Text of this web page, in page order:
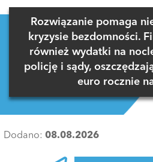
Rozwiązanie pomaga
kryzysie bezdomności.
również wydatki na
policję i sądy,
euro rocznie
Dodano: 08.08.2026